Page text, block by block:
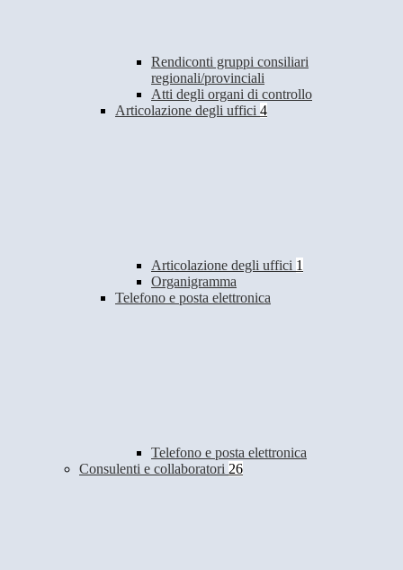
Rendiconti gruppi consiliari
regionali/provinciali
Atti degli organi di controllo
Articolazione degli uffici 4
Articolazione degli uffici 1
Organigramma
Telefono e posta elettronica
Telefono e posta elettronica
Consulenti e collaboratori 26